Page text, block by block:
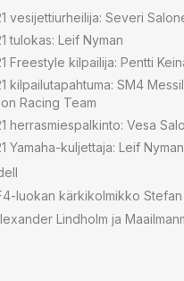
vesijettiurheilija: Severi
tulokas: Leif Nyman
Freestyle kilpailija: Pentti
kilpailutapahtuma: SM4
Racing Team
herrasmiespalkinto: Vesa
Yamaha-kuljettaja: Leif Nyman
luokan kärkikolmikko Stefan
Lindholm ja